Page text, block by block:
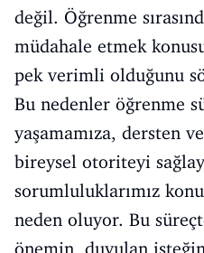
değil. Öğrenme
müdahale etmek
pek verimli olduğunu
Bu nedenler öğrenme
yaşamamıza, dersten
bireysel otoriteyi
sorumluluklarımız
neden oluyor. Bu
önemin, duyulan